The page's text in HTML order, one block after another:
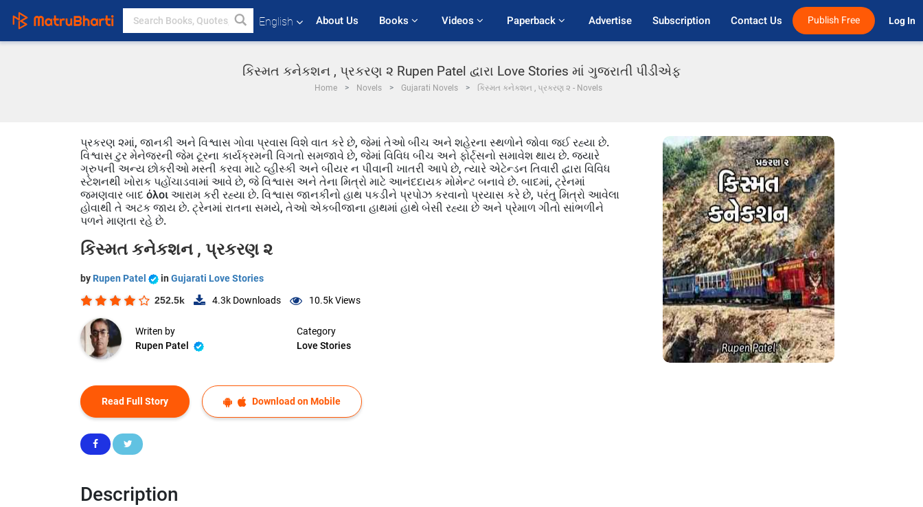
English About Us Books Videos Paperback Advertise Subscription Contact Us Publish Free Log In
કિસ્મત કનેકશન , પ્રકરણ ૨ Rupen Patel દ્વારા Love Stories માં ગુજરાતી પીડીએફ
Home Novels Gujarati Novels કિસ્મત કનેકશન , પ્રકરણ ૨ - Novels
પ્રકરણ ૨માં, જાનકી અને વિશ્વાસ ગોવા પ્રવાસ વિશે વાત કરે છે, જેમાં તેઓ બીચ અને શહેરના સ્થળોને જોવા જઈ રહ્યા છે.
વિશ્વાસ ટુર મેનેજરની જેમ ટૂરના કાર્યક્રમની વિગતો સમજાવે છે, જેમાં વિવિધ બીચ અને ફોર્ટ્સનો સમાવેશ થાય છે. જ્યારે
ગ્રુપની અન્ય છોકરીઓ મસ્તી કરવા માટે વ્હીસ્કી અને બીયર ન પીવાની ખાતરી આપે છે, ત્યારે એટેન્ડન તિવારી દ્વારા વિવિધ
સ્ટેશનથી ખોરાક પહોંચાડવામાં આવે છે, જે વિશ્વાસ અને તેના મિત્રો માટે આનંદદાયક મોમેન્ટ બનાવે છે. બાદમાં, ટ્રેનમાં
જમણવાર બાદ όλοι આરામ કરી રહ્યા છે. વિશ્વાસ જાનકીનો હાથ પકડીને પ્રપોઝ કરવાનો પ્રયાસ કરે છે, પરંતુ મિત્રો આવેલા
હોવાથી તે અટક જાય છે. ટ્રેનમાં રાતના સમયે, તેઓ એકબીજાના હાથમાં હાથે બેસી રહ્યા છે અને પ્રેમાળ ગીતો સાંભળીને
પળને માણતા રહે છે.
કિસ્મત કનેકશન , પ્રકરણ ૨
by Rupen Patel in Gujarati Love Stories
252.5k 4.3k Downloads 10.5kViews
Writen by
Rupen Patel
Category
Love Stories
Read Full Story Download on Mobile
Description